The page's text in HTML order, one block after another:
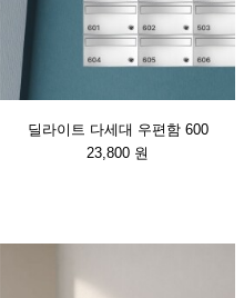
딜라이트 다세대 우편함 600
23,800 원